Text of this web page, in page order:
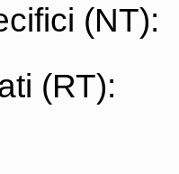
(NT):
(RT):